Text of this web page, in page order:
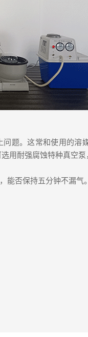
题。这常和使用的溶
用耐强腐蚀特种真空泵
否保持五分钟不漏气